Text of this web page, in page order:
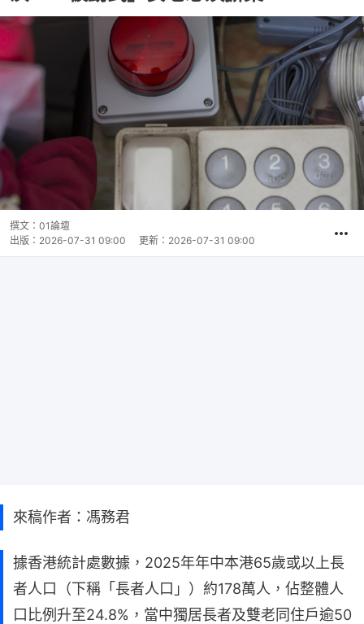
撰文： 01論壇
出版： 2026-07-31 09:00 更新： 2026-07-31 09:00
來稿作者：馮務君
據香港統計處數據，2025年年中本港65歲或以上長
者人口（下稱「長者人口」）約178萬人，佔整體人
口比例升至24.8%，當中獨居長者及雙老同住戶逾50